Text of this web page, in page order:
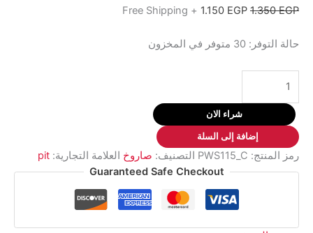
1.350EGP
السعر
هو:
1.150 EGP
السعر
هو:
+ Free Shipping
حالة التوفر: 30 متوفر في المخزون
صاروخ
5
بوصة
800
وات
شراء الان
إضافة إلى السلة
رمز المنتج: PWS115_C التصنيف: صاروخ العلامة التجارية: pit
Guaranteed Safe Checkout